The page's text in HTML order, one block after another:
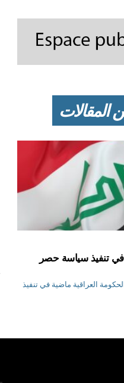
المقالات
في تنفيذ سياسة حصر
العراقية ماضية في تنفيذ